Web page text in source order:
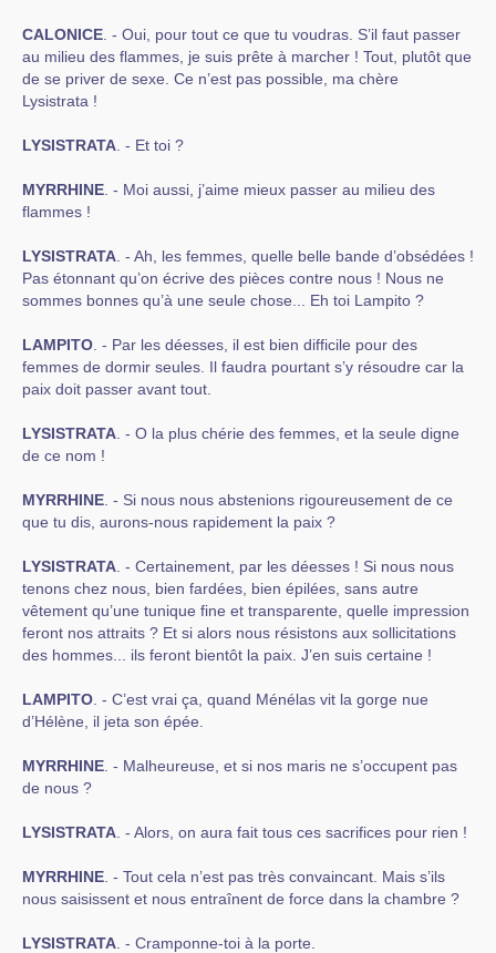
CALONICE . - Oui, pour tout ce que tu voudras. S’il faut passer
au milieu des flammes, je suis prête à marcher ! Tout, plutôt que
de se priver de sexe. Ce n’est pas possible, ma chère
Lysistrata !
LYSISTRATA . - Et toi ?
MYRRHINE . - Moi aussi, j’aime mieux passer au milieu des
flammes !
LYSISTRATA . - Ah, les femmes, quelle belle bande d’obsédées !
Pas étonnant qu’on écrive des pièces contre nous ! Nous ne
sommes bonnes qu’à une seule chose... Eh toi Lampito ?
LAMPITO . - Par les déesses, il est bien difficile pour des
femmes de dormir seules. Il faudra pourtant s’y résoudre car la
paix doit passer avant tout.
LYSISTRATA . - O la plus chérie des femmes, et la seule digne
de ce nom !
MYRRHINE . - Si nous nous abstenions rigoureusement de ce
que tu dis, aurons-nous rapidement la paix ?
LYSISTRATA . - Certainement, par les déesses ! Si nous nous
tenons chez nous, bien fardées, bien épilées, sans autre
vêtement qu’une tunique fine et transparente, quelle impression
feront nos attraits ? Et si alors nous résistons aux sollicitations
des hommes... ils feront bientôt la paix. J’en suis certaine !
LAMPITO . - C’est vrai ça, quand Ménélas vit la gorge nue
d’Hélène, il jeta son épée.
MYRRHINE . - Malheureuse, et si nos maris ne s’occupent pas
de nous ?
LYSISTRATA . - Alors, on aura fait tous ces sacrifices pour rien !
MYRRHINE . - Tout cela n’est pas très convaincant. Mais s’ils
nous saisissent et nous entraînent de force dans la chambre ?
LYSISTRATA . - Cramponne-toi à la porte.